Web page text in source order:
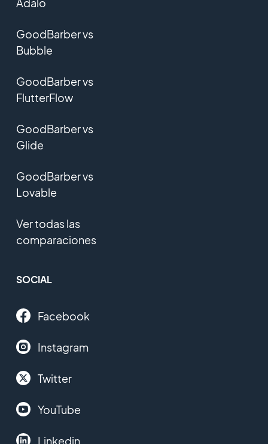
GoodBarber vs
Bubble
GoodBarber vs
FlutterFlow
GoodBarber vs
Glide
GoodBarber vs
Lovable
Ver todas las
comparaciones
SOCIAL
Facebook
Instagram
Twitter
YouTube
Linkedin